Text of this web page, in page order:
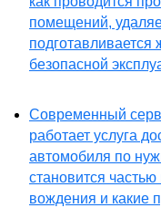
помещений,
безопасной
Современный
работает услуга
автомобиля по
становится
вождения и какие